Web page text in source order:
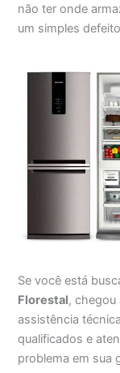
não ter onde
um simples
Se você está
Florestal, chegou
assistência
qualificados e
problema em sua